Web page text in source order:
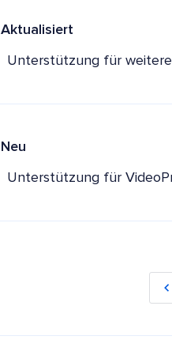
Aktualisiert
Unterstützung für
Neu
Unterstützung für